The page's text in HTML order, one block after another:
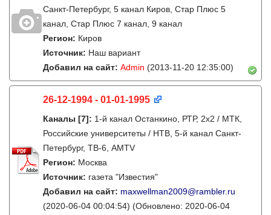
Санкт-Петербург, 5 канал Киров, Стар Плюс 5
канал, Стар Плюс 7 канал, 9 канал
Регион: Киров
Источник: Наш вариант
Добавил на сайт: Admin (2013-11-20 12:35:00)
26-12-1994 - 01-01-1995
Каналы [7]: 1-й канал Останкино, РТР, 2х2 / МТК,
Российские университеты / НТВ, 5-й канал Санкт-
Петербург, ТВ-6, AMTV
Регион: Москва
Источник: газета "Известия"
Добавил на сайт: maxwellman2009@rambler.ru
(2020-06-04 00:04:54) (Обновлено: 2020-06-04